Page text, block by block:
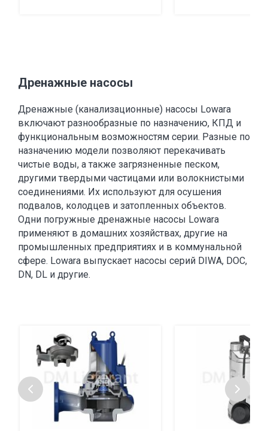
Дренажные насосы
Дренажные (канализационные) насосы Lowara
включают разнообразные по назначению, КПД и
функциональным возможностям серии. Разные по
назначению модели позволяют перекачивать
чистые воды, а также загрязненные песком,
другими твердыми частицами или волокнистыми
соединениями. Их используют для осушения
подвалов, колодцев и затопленных объектов.
Одни погружные дренажные насосы Lowara
применяют в домашних хозяйствах, другие на
промышленных предприятиях и в коммунальной
сфере. Lowara выпускает насосы серий DIWA, DOC,
DN, DL и другие.